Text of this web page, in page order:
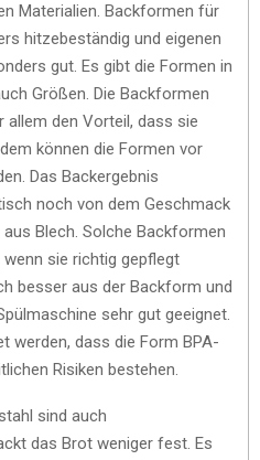
Materialien. Backformen für
hitzebeständig und eigenen
gut. Es gibt die Formen in
Größen. Die Backformen
allem den Vorteil, dass sie
können die Formen vor
Das Backergebnis
noch von dem Geschmack
Blech. Solche Backformen
sie richtig gepflegt
besser aus der Backform und
sehr gut geeignet.
werden, dass die Form BPA-
Risiken bestehen.
sind auch
das Brot weniger fest. Es